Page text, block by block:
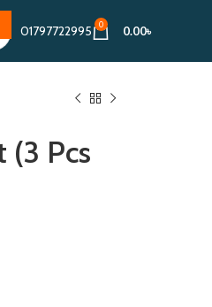
01797722995 0 0.00৳
(3 Pcs